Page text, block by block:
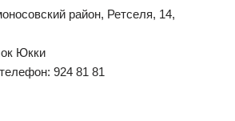
район, Ретселя, 14,
Юкки
924 81 81